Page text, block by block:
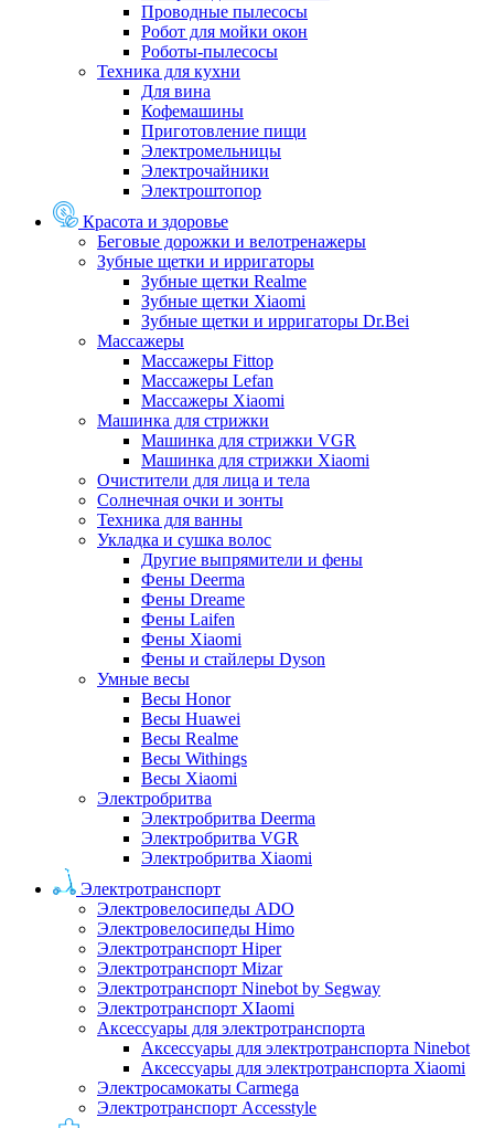
Проводные пылесосы
Робот для мойки окон
Роботы-пылесосы
Техника для кухни
Для вина
Кофемашины
Приготовление пищи
Электромельницы
Электрочайники
Электроштопор
Красота и здоровье
Беговые дорожки и велотренажеры
Зубные щетки и ирригаторы
Зубные щетки Realme
Зубные щетки Xiaomi
Зубные щетки и ирригаторы Dr.Bei
Массажеры
Массажеры Fittop
Массажеры Lefan
Массажеры Xiaomi
Машинка для стрижки
Машинка для стрижки VGR
Машинка для стрижки Xiaomi
Очистители для лица и тела
Солнечная очки и зонты
Техника для ванны
Укладка и сушка волос
Другие выпрямители и фены
Фены Deerma
Фены Dreame
Фены Laifen
Фены Xiaomi
Фены и стайлеры Dyson
Умные весы
Весы Honor
Весы Huawei
Весы Realme
Весы Withings
Весы Xiaomi
Электробритва
Электробритва Deerma
Электробритва VGR
Электробритва Xiaomi
Электротранспорт
Электровелосипеды ADO
Электровелосипеды Himo
Электротранспорт Hiper
Электротранспорт Mizar
Электротранспорт Ninebot by Segway
Электротранспорт XIaomi
Аксессуары для электротранспорта
Аксессуары для электротранспорта Ninebot
Аксессуары для электротранспорта Xiaomi
Электросамокаты Carmega
Электротранспорт Accesstyle